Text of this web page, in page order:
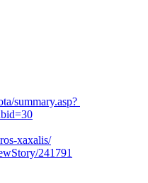
summary.asp?
xaxalis/
241791